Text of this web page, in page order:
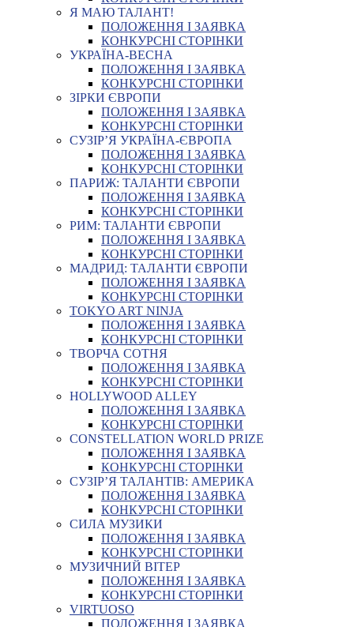
Я МАЮ ТАЛАНТ!
ПОЛОЖЕННЯ І ЗАЯВКА
КОНКУРСНІ СТОРІНКИ
УКРАЇНА-ВЕСНА
ПОЛОЖЕННЯ І ЗАЯВКА
КОНКУРСНІ СТОРІНКИ
ЗІРКИ ЄВРОПИ
ПОЛОЖЕННЯ І ЗАЯВКА
КОНКУРСНІ СТОРІНКИ
СУЗІР’Я УКРАЇНА-ЄВРОПА
ПОЛОЖЕННЯ І ЗАЯВКА
КОНКУРСНІ СТОРІНКИ
ПАРИЖ: ТАЛАНТИ ЄВРОПИ
ПОЛОЖЕННЯ І ЗАЯВКА
КОНКУРСНІ СТОРІНКИ
РИМ: ТАЛАНТИ ЄВРОПИ
ПОЛОЖЕННЯ І ЗАЯВКА
КОНКУРСНІ СТОРІНКИ
МАДРИД: ТАЛАНТИ ЄВРОПИ
ПОЛОЖЕННЯ І ЗАЯВКА
КОНКУРСНІ СТОРІНКИ
TOKYO ART NINJA
ПОЛОЖЕННЯ І ЗАЯВКА
КОНКУРСНІ СТОРІНКИ
ТВОРЧА СОТНЯ
ПОЛОЖЕННЯ І ЗАЯВКА
КОНКУРСНІ СТОРІНКИ
HOLLYWOOD ALLEY
ПОЛОЖЕННЯ І ЗАЯВКА
КОНКУРСНІ СТОРІНКИ
CONSTELLATION WORLD PRIZE
ПОЛОЖЕННЯ І ЗАЯВКА
КОНКУРСНІ СТОРІНКИ
СУЗІР’Я ТАЛАНТІВ: АМЕРИКА
ПОЛОЖЕННЯ І ЗАЯВКА
КОНКУРСНІ СТОРІНКИ
СИЛА МУЗИКИ
ПОЛОЖЕННЯ І ЗАЯВКА
КОНКУРСНІ СТОРІНКИ
МУЗИЧНИЙ ВІТЕР
ПОЛОЖЕННЯ І ЗАЯВКА
КОНКУРСНІ СТОРІНКИ
VIRTUOSO
ПОЛОЖЕННЯ І ЗАЯВКА